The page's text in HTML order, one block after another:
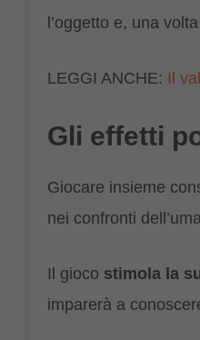
l’oggetto e, una
LEGGI ANCHE: Il
Gli effetti
Giocare insieme
nei confronti
Il gioco stimola la
imparerà a